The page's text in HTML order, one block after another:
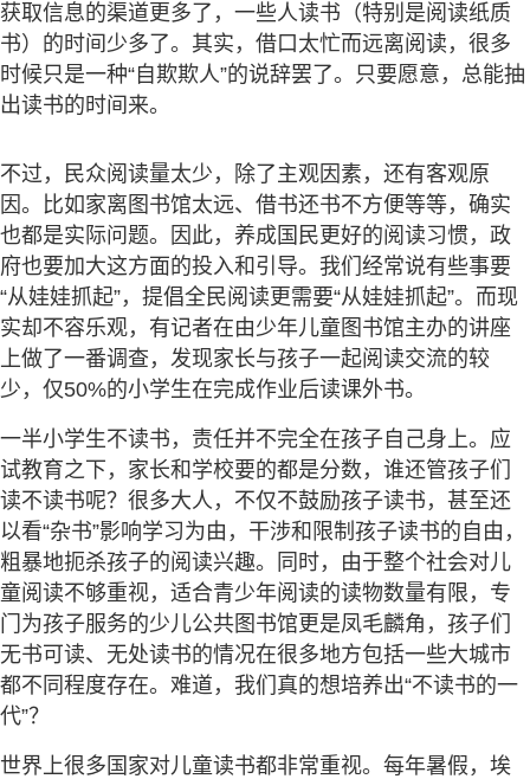
获取信息的渠道更多了，一些人读书（特别是阅读纸质
书）的时间少多了。其实，借口太忙而远离阅读，很多
时候只是一种“自欺欺人”的说辞罢了。只要愿意，总能抽
出读书的时间来。
不过，民众阅读量太少，除了主观因素，还有客观原
因。比如家离图书馆太远、借书还书不方便等等，确实
也都是实际问题。因此，养成国民更好的阅读习惯，政
府也要加大这方面的投入和引导。我们经常说有些事要
“从娃娃抓起”，提倡全民阅读更需要“从娃娃抓起”。而现
实却不容乐观，有记者在由少年儿童图书馆主办的讲座
上做了一番调查，发现家长与孩子一起阅读交流的较
少，仅50%的小学生在完成作业后读课外书。
一半小学生不读书，责任并不完全在孩子自己身上。应
试教育之下，家长和学校要的都是分数，谁还管孩子们
读不读书呢？很多大人，不仅不鼓励孩子读书，甚至还
以看“杂书”影响学习为由，干涉和限制孩子读书的自由，
粗暴地扼杀孩子的阅读兴趣。同时，由于整个社会对儿
童阅读不够重视，适合青少年阅读的读物数量有限，专
门为孩子服务的少儿公共图书馆更是凤毛麟角，孩子们
无书可读、无处读书的情况在很多地方包括一些大城市
都不同程度存在。难道，我们真的想培养出“不读书的一
代”？
世界上很多国家对儿童读书都非常重视。每年暑假，埃